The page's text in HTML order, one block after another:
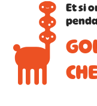
Et si